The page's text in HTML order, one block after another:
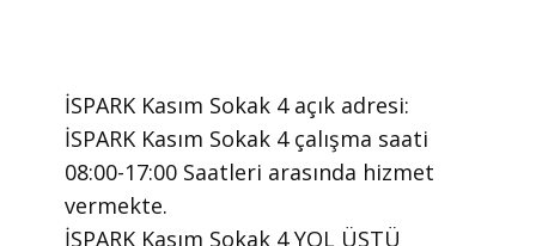
İSPARK Kasım Sokak 4 ​açık adresi:
İSPARK Kasım Sokak 4 ​çalışma saati
08:00-17:00 Saatleri arasında ​hizmet
vermekte.
​İSPARK Kasım Sokak 4 YOL ÜSTÜ